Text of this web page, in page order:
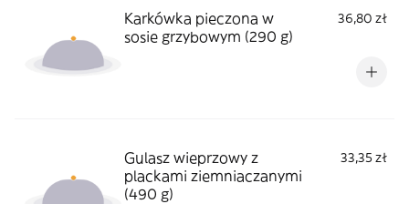
Karkówka pieczona w
sosie grzybowym (290 g)
36,80 zł
Gulasz wieprzowy z
plackami ziemniaczanymi
(490 g)
33,35 zł